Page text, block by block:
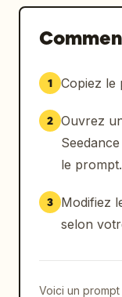
1 Copiez le
2 Ouvrez
le prompt.
3
Modifiez
selon
Voici un